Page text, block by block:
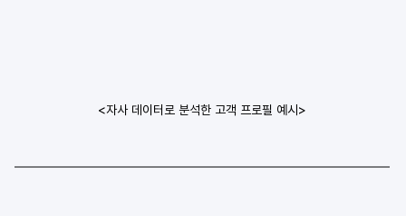
<자사 데이터로 분석한 고객 프로필 예시>